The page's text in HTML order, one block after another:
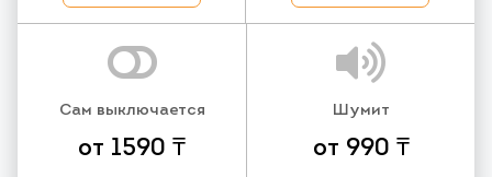
Сам выключается
от 1590 ₸
Шумит
от 990 ₸